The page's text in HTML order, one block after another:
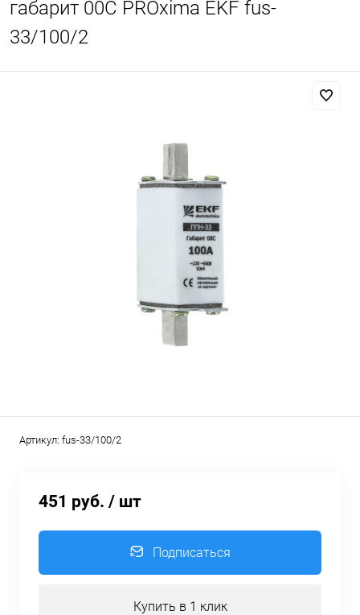
габарит 00C PROxima EKF fus-
33/100/2
Артикул: fus-33/100/2
451 руб. / шт
Подписаться
Купить в 1 клик